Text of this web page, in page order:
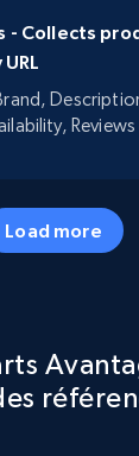
- Collects
Load more